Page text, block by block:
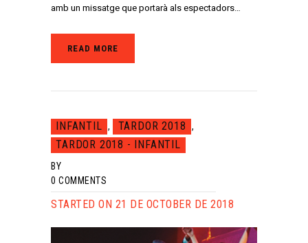
amb un missatge que portarà als espectadors…
READ MORE
INFANTIL , TARDOR 2018 ,
TARDOR 2018 - INFANTIL
BY
0 COMMENTS
STARTED ON 21 DE OCTOBER DE 2018